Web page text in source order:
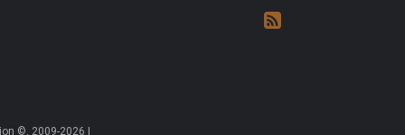
©, 2009-2026 |